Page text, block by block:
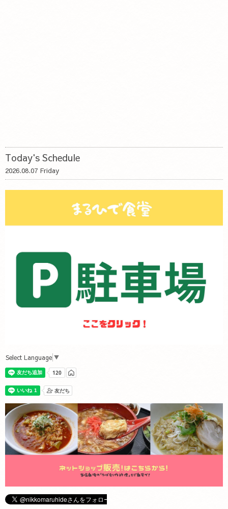
Today's Schedule
2026.08.07 Friday
Select Language ▼